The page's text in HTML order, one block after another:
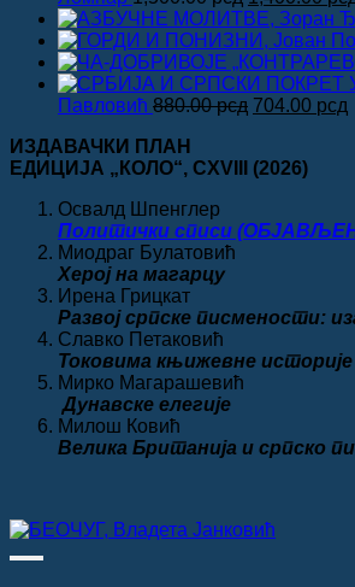
цена
је
била:
1,500.00
Павловић 880.00рсд Оригинална
била:
704.00 рсд
ИЗДАВАЧКИ ПЛАН
ЕДИЦИЈА „КОЛО“, CXVIII
(2026)
Освалд Шпенглер
Политички списи
Миодраг Булатовић
Херој на магарцу
Ирена Грицкат
Развој српске писмености:
Славко Петаковић
Токовима књижевне историје
Мирко Магарашевић
Дунавске елегије
Милош Ковић
Велика Британија и српско